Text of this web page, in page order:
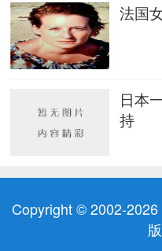
法国
日本
持
Copyright © 2002-